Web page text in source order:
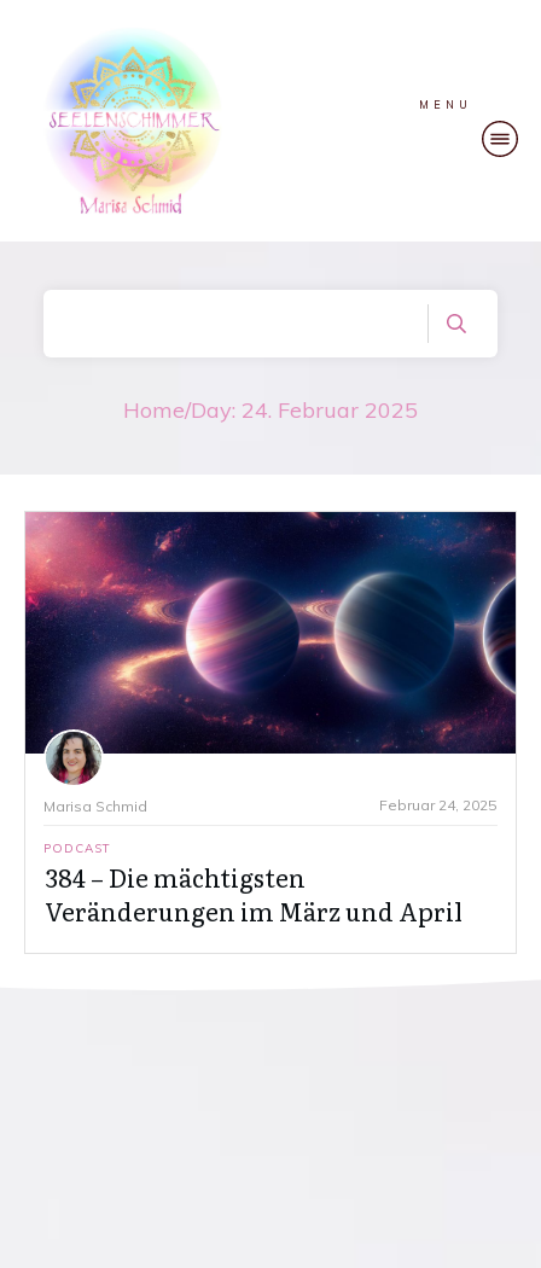
MENU
Home/Day: 24. Februar 2025
Marisa Schmid Februar 24, 2025
PODCAST
384 – Die mächtigsten
Veränderungen im März und April